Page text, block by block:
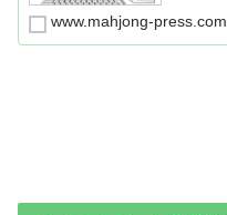
www.mahjong-press.com